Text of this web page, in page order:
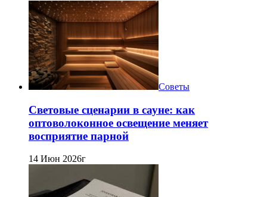
Советы
Световые сценарии в сауне: как
оптоволоконное освещение меняет
восприятие парной
14 Июн 2026г